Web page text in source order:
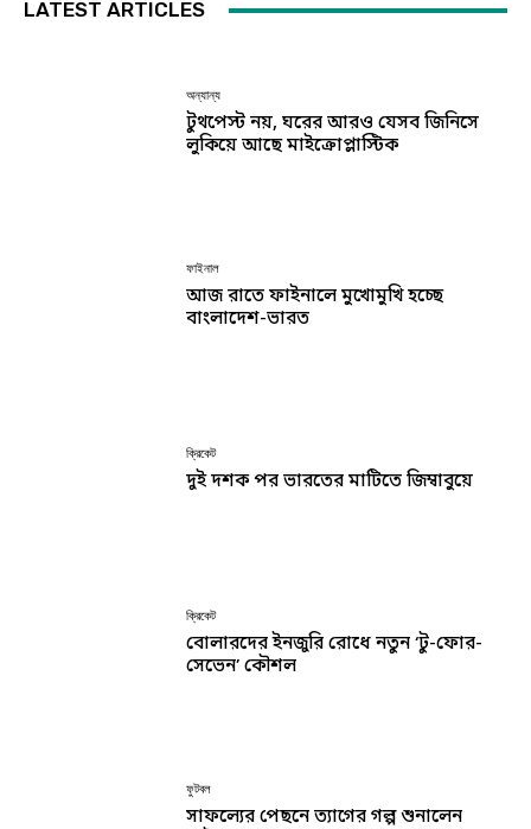
LATEST ARTICLES
অন্যান্য
টুথপেস্ট নয়, ঘরের আরও যেসব জিনিসে
লুকিয়ে আছে মাইক্রোপ্লাস্টিক
ফাইনাল
আজ রাতে ফাইনালে মুখোমুখি হচ্ছে
বাংলাদেশ-ভারত
ক্রিকেট
দুই দশক পর ভারতের মাটিতে জিম্বাবুয়ে
ক্রিকেট
বোলারদের ইনজুরি রোধে নতুন ‘টু-ফোর-
সেভেন’ কৌশল
ফুটবল
সাফল্যের পেছনে ত্যাগের গল্প শুনালেন